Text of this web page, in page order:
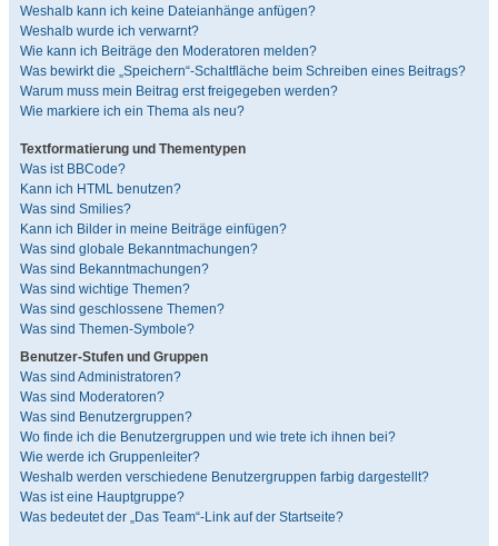
Weshalb kann ich keine Dateianhänge anfügen?
Weshalb wurde ich verwarnt?
Wie kann ich Beiträge den Moderatoren melden?
Was bewirkt die „Speichern“-Schaltfläche beim Schreiben eines Beitrags?
Warum muss mein Beitrag erst freigegeben werden?
Wie markiere ich ein Thema als neu?
Textformatierung und Thementypen
Was ist BBCode?
Kann ich HTML benutzen?
Was sind Smilies?
Kann ich Bilder in meine Beiträge einfügen?
Was sind globale Bekanntmachungen?
Was sind Bekanntmachungen?
Was sind wichtige Themen?
Was sind geschlossene Themen?
Was sind Themen-Symbole?
Benutzer-Stufen und Gruppen
Was sind Administratoren?
Was sind Moderatoren?
Was sind Benutzergruppen?
Wo finde ich die Benutzergruppen und wie trete ich ihnen bei?
Wie werde ich Gruppenleiter?
Weshalb werden verschiedene Benutzergruppen farbig dargestellt?
Was ist eine Hauptgruppe?
Was bedeutet der „Das Team“-Link auf der Startseite?